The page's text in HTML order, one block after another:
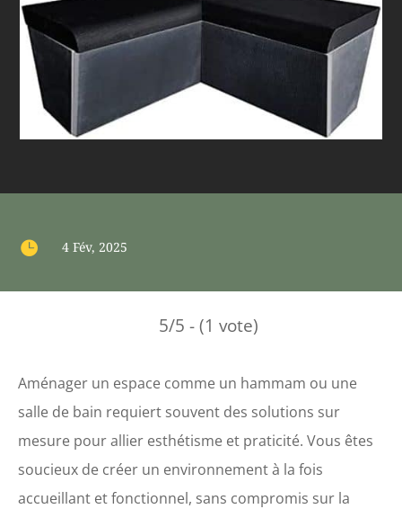
 4 Fév, 2025
5/5 - (1 vote)
Aménager un espace comme un hammam ou une
salle de bain requiert souvent des solutions sur
mesure pour allier esthétisme et praticité. Vous êtes
soucieux de créer un environnement à la fois
accueillant et fonctionnel, sans compromis sur la